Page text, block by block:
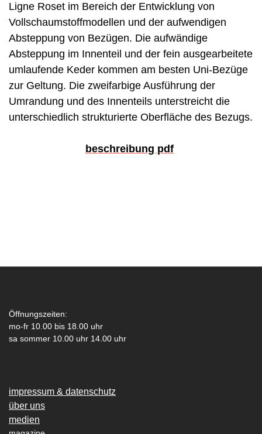
Ligne Roset im Bereich der Entwicklung von
Vollschaumstoffmodellen und der aufwendigen
Absteppung von Bezügen. Die aufwändige
Absteppung im Innenteil und der fein ausgearbeitete
umlaufende Keder kommen am besten Uni-Bezüge
zur Geltung. Die zweifarbige Ausführung der
Umrandung und des Innenteils unterstreicht die
unterschiedlich strukturierte Oberfläche des Bezugs.
beschreibung pdf
Öffnungszeiten:
mo-fr 10.00 bis 18.00 uhr
sa sommer 10.00 uhr 14.00 uhr
impressum & datenschutz
über uns
medien